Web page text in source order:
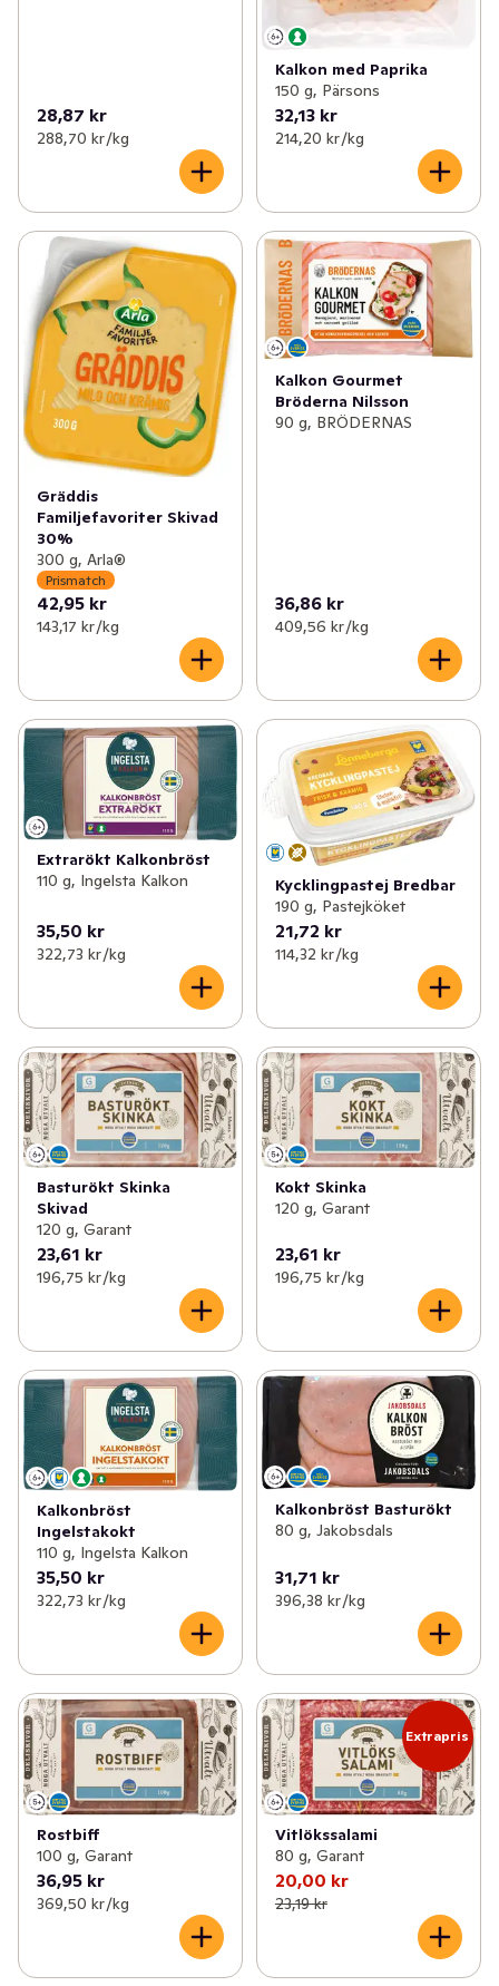
28,87 kr
288,70 kr /kg
Kalkon med Paprika
150 g, Pärsons
32,13 kr
214,20 kr /kg
Gräddis
Familjefavoriter Skivad
30%
300 g, Arla®
Prismatch
42,95 kr
143,17 kr /kg
Kalkon Gourmet
Bröderna Nilsson
90 g, BRÖDERNAS
36,86 kr
409,56 kr /kg
Extrarökt Kalkonbröst
110 g, Ingelsta Kalkon
35,50 kr
322,73 kr /kg
Kycklingpastej Bredbar
190 g, Pastejköket
21,72 kr
114,32 kr /kg
Basturökt Skinka
Skivad
120 g, Garant
23,61 kr
196,75 kr /kg
Kokt Skinka
120 g, Garant
23,61 kr
196,75 kr /kg
Kalkonbröst
Ingelstakokt
110 g, Ingelsta Kalkon
35,50 kr
322,73 kr /kg
Kalkonbröst Basturökt
80 g, Jakobsdals
31,71 kr
396,38 kr /kg
Rostbiff
100 g, Garant
36,95 kr
369,50 kr /kg
Extrapris
Vitlökssalami
80 g, Garant
20,00 kr
23,19 kr